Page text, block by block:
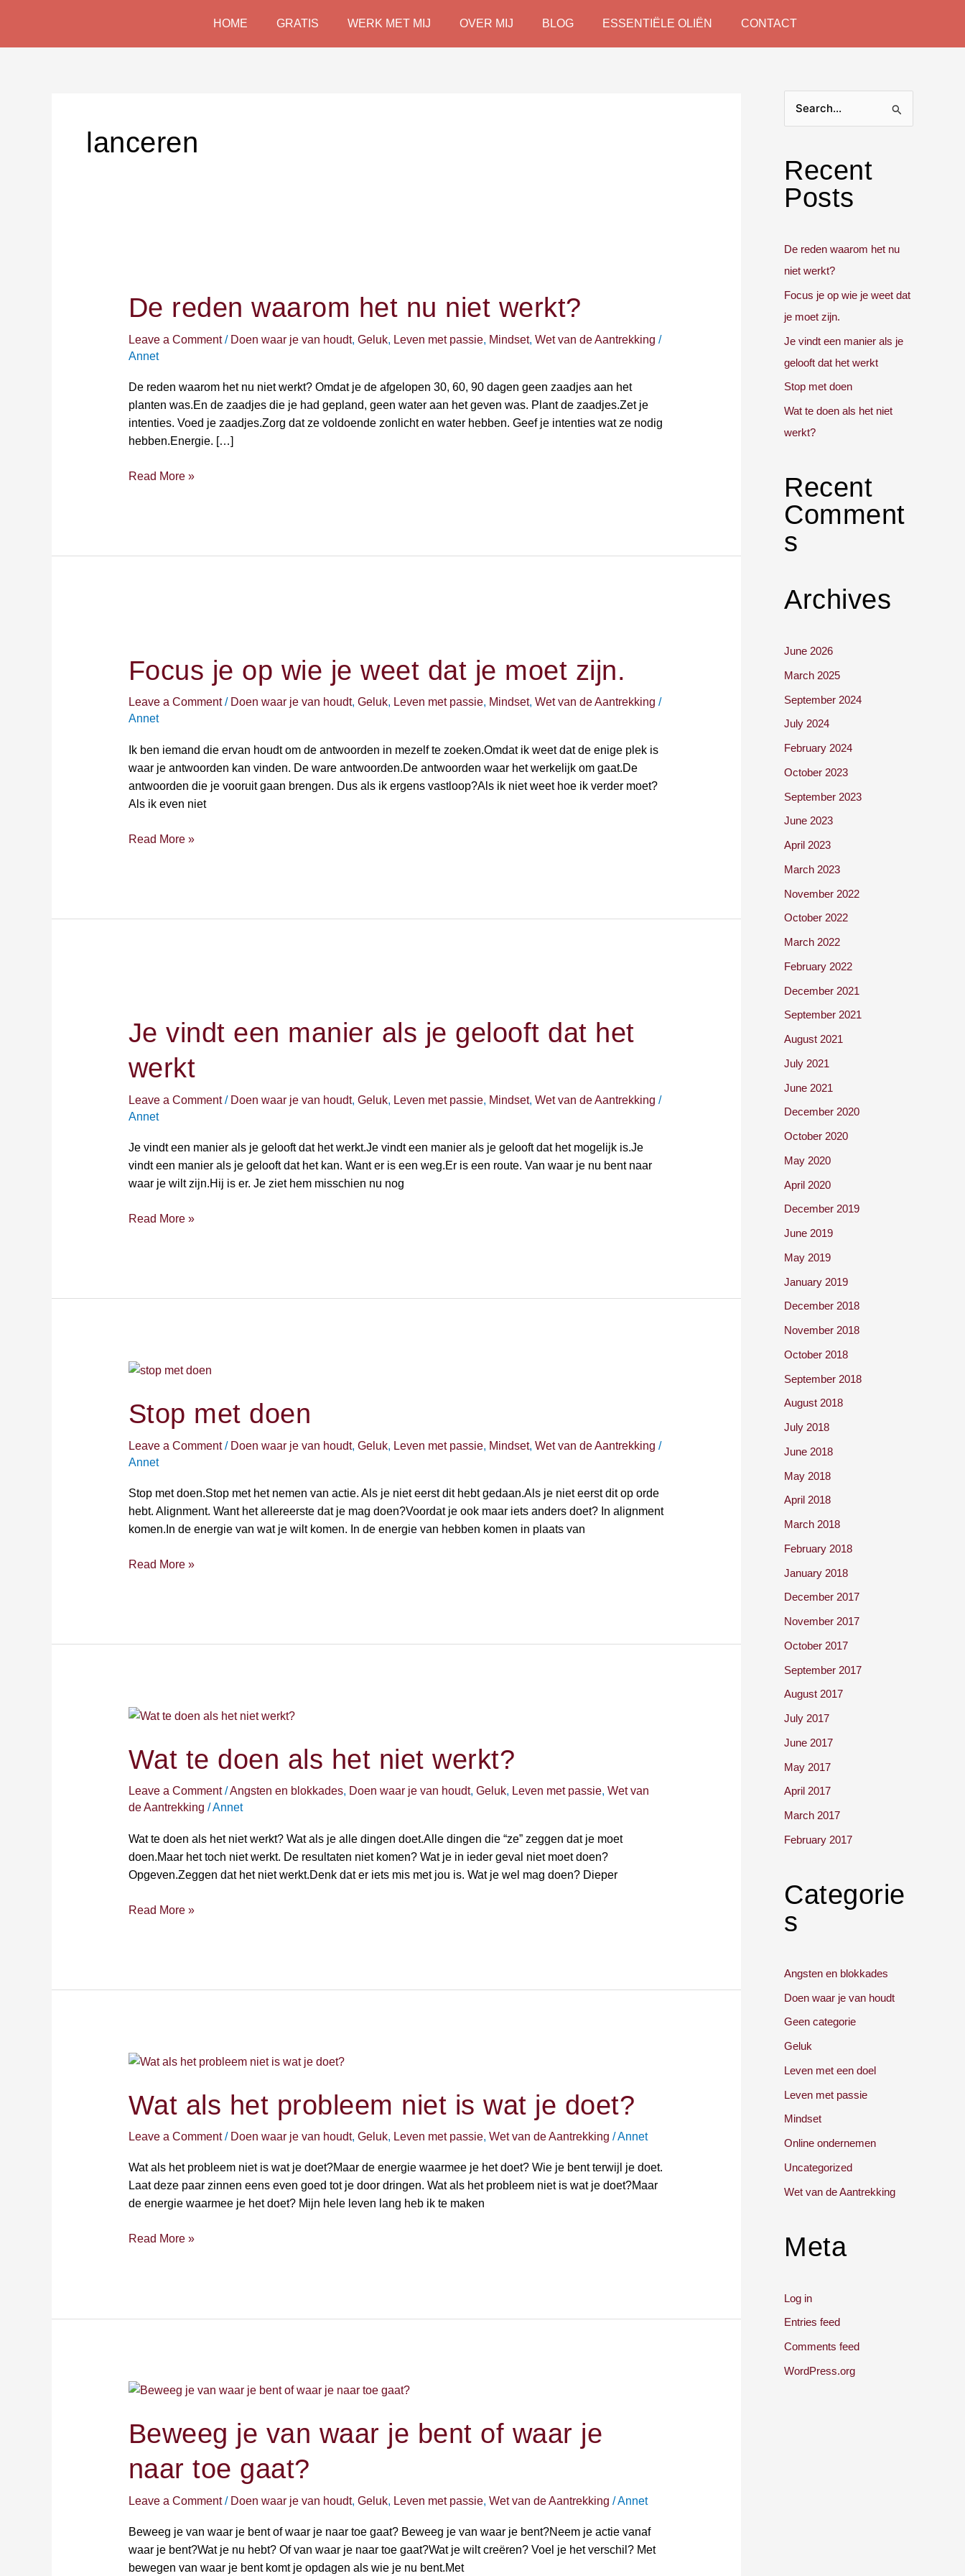
HOME GRATIS WERK MET MIJ OVER MIJ BLOG ESSENTIËLE OLIËN CONTACT
lanceren
De reden waarom het nu niet werkt?
Leave a Comment / Doen waar je van houdt, Geluk, Leven met passie, Mindset, Wet van de Aantrekking /
Annet
De reden waarom het nu niet werkt? Omdat je de afgelopen 30, 60, 90 dagen geen zaadjes aan het
planten was.En de zaadjes die je had gepland, geen water aan het geven was. Plant de zaadjes.Zet je
intenties. Voed je zaadjes.Zorg dat ze voldoende zonlicht en water hebben. Geef je intenties wat ze nodig
hebben.Energie. […]
waarom
het
nu
niet
Read More »
Focus je op wie je weet dat je moet zijn.
Leave a Comment / Doen waar je van houdt, Geluk, Leven met passie, Mindset, Wet van de Aantrekking /
Annet
Ik ben iemand die ervan houdt om de antwoorden in mezelf te zoeken.Omdat ik weet dat de enige plek is
waar je antwoorden kan vinden. De ware antwoorden.De antwoorden waar het werkelijk om gaat.De
antwoorden die je vooruit gaan brengen. Dus als ik ergens vastloop?Als ik niet weet hoe ik verder moet?
Als ik even niet
op
wie
je
weet
je
moet
zijn.
Read More »
Je vindt een manier als je gelooft dat het
werkt
Leave a Comment / Doen waar je van houdt, Geluk, Leven met passie, Mindset, Wet van de Aantrekking /
Annet
Je vindt een manier als je gelooft dat het werkt.Je vindt een manier als je gelooft dat het mogelijk is.Je
vindt een manier als je gelooft dat het kan. Want er is een weg.Er is een route. Van waar je nu bent naar
waar je wilt zijn.Hij is er. Je ziet hem misschien nu nog
een
manier
als
je
gelooft
dat
werkt
Read More »
Stop met doen
Leave a Comment / Doen waar je van houdt, Geluk, Leven met passie, Mindset, Wet van de Aantrekking /
Annet
Stop met doen.Stop met het nemen van actie. Als je niet eerst dit hebt gedaan.Als je niet eerst dit op orde
hebt. Alignment. Want het allereerste dat je mag doen?Voordat je ook maar iets anders doet? In alignment
komen.In de energie van wat je wilt komen. In de energie van hebben komen in plaats van
Stop
doen
Read More »
Wat te doen als het niet werkt?
Leave a Comment /Angsten en blokkades, Doen waar je van houdt, Geluk, Leven met passie, Wet van
de Aantrekking /Annet
Wat te doen als het niet werkt? Wat als je alle dingen doet.Alle dingen die “ze” zeggen dat je moet
doen.Maar het toch niet werkt. De resultaten niet komen? Wat je in ieder geval niet moet doen?
Opgeven.Zeggen dat het niet werkt.Denk dat er iets mis met jou is. Wat je wel mag doen? Dieper
Wat
doen
als
het
niet
Read More »
Wat als het probleem niet is wat je doet?
Leave a Comment / Doen waar je van houdt, Geluk, Leven met passie, Wet van de Aantrekking /Annet
Wat als het probleem niet is wat je doet?Maar de energie waarmee je het doet? Wie je bent terwijl je doet.
Laat deze paar zinnen eens even goed tot je door dringen. Wat als het probleem niet is wat je doet?Maar
de energie waarmee je het doet? Mijn hele leven lang heb ik te maken
Wat
het
probleem
niet
wat
je
doet?
Read More »
Beweeg je van waar je bent of waar je
naar toe gaat?
Leave a Comment / Doen waar je van houdt, Geluk, Leven met passie, Wet van de Aantrekking /Annet
Beweeg je van waar je bent of waar je naar toe gaat? Beweeg je van waar je bent?Neem je actie vanaf
waar je bent?Wat je nu hebt? Of van waar je naar toe gaat?Wat je wilt creëren? Voel je het verschil? Met
bewegen van waar je bent komt je opdagen als wie je nu bent.Met
Beweeg
van
waar
je
bent
of
je
naar
toe
c
Recent
Posts
De reden waarom het nu
niet werkt?
Focus je op wie je weet dat
je moet zijn.
Je vindt een manier als je
gelooft dat het werkt
Stop met doen
Wat te doen als het niet
werkt?
Recent
Comment
s
Archives
June 2026
March 2025
September 2024
July 2024
February 2024
October 2023
September 2023
June 2023
April 2023
March 2023
November 2022
October 2022
March 2022
February 2022
December 2021
September 2021
August 2021
July 2021
June 2021
December 2020
October 2020
May 2020
April 2020
December 2019
June 2019
May 2019
January 2019
December 2018
November 2018
October 2018
September 2018
August 2018
July 2018
June 2018
May 2018
April 2018
March 2018
February 2018
January 2018
December 2017
November 2017
October 2017
September 2017
August 2017
July 2017
June 2017
May 2017
April 2017
March 2017
February 2017
Categorie
s
Angsten en blokkades
Doen waar je van houdt
Geen categorie
Geluk
Leven met een doel
Leven met passie
Mindset
Online ondernemen
Uncategorized
Wet van de Aantrekking
Meta
Log in
Entries feed
Comments feed
WordPress.org